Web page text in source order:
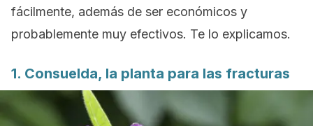
fácilmente, además de ser económicos y
probablemente muy efectivos. Te lo explicamos.
1. Consuelda, la planta para las fracturas